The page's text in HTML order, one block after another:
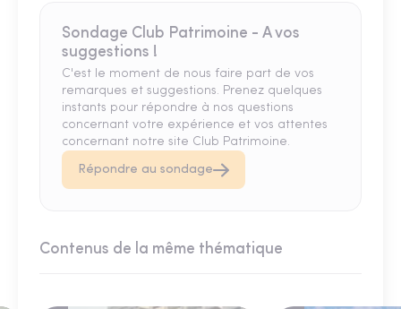
Sondage Club Patrimoine - A vos
suggestions !
C'est le moment de nous faire part de vos
remarques et suggestions. Prenez quelques
instants pour répondre à nos questions
concernant votre expérience et vos attentes
concernant notre site Club Patrimoine.
Répondre au sondage
Contenus de la même thématique